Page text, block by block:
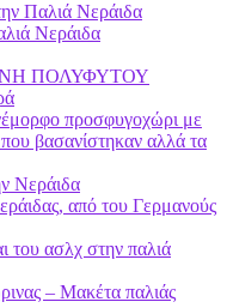
Παλιά Νεράιδα
Νεράιδα
ΠΟΛΥΦΥΤΟΥ
προσφυγοχώρι με
που βασανίστηκαν αλλά τα
Νεράιδα
από του Γερμανούς
του ασλχ στην παλιά
– Μακέτα παλιάς